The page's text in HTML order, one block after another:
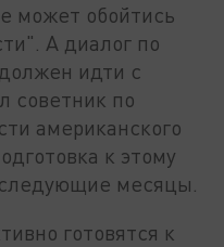
может обойтись
А диалог по
идти с
советник по
американского
к этому
месяцы.
готовятся к